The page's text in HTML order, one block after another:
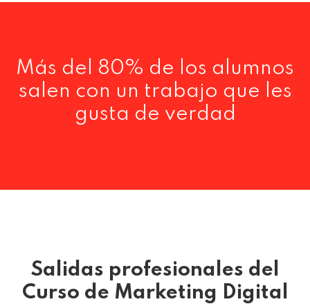
Más del 80% de los alumnos
salen con un trabajo que les
gusta de verdad
Salidas profesionales del
Curso de Marketing Digital